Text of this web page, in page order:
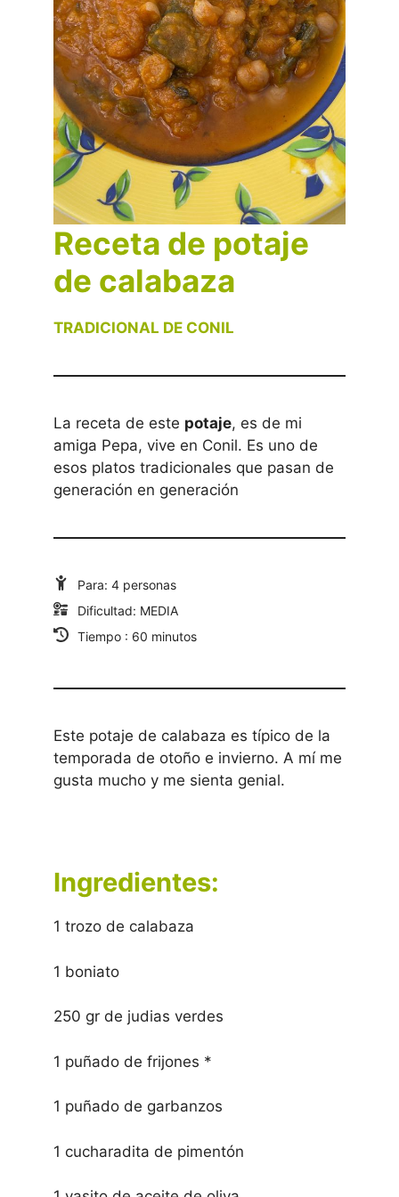
Receta de potaje
de calabaza
TRADICIONAL DE CONIL
La receta de este potaje, es de mi
amiga Pepa, vive en Conil. Es uno de
esos platos tradicionales que pasan de
generación en generación
Para: 4 personas
Dificultad: MEDIA
Tiempo : 60 minutos
Este potaje de calabaza es típico de la
temporada de otoño e invierno. A mí me
gusta mucho y me sienta genial.
Ingredientes:
1 trozo de calabaza
1 boniato
250 gr de judias verdes
1 puñado de frijones *
1 puñado de garbanzos
1 cucharadita de pimentón